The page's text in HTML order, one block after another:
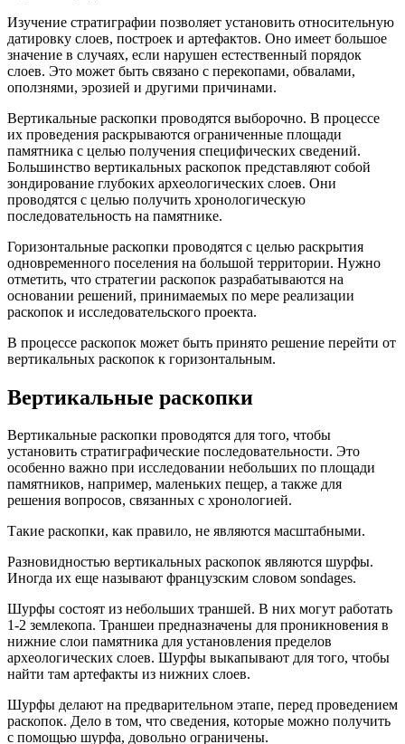
Изучение стратиграфии позволяет установить относительную
датировку слоев, построек и артефактов. Оно имеет большое
значение в случаях, если нарушен естественный порядок
слоев. Это может быть связано с перекопами, обвалами,
оползнями, эрозией и другими причинами.
Вертикальные раскопки проводятся выборочно. В процессе
их проведения раскрываются ограниченные площади
памятника с целью получения специфических сведений.
Большинство вертикальных раскопок представляют собой
зондирование глубоких археологических слоев. Они
проводятся с целью получить хронологическую
последовательность на памятнике.
Горизонтальные раскопки проводятся с целью раскрытия
одновременного поселения на большой территории. Нужно
отметить, что стратегии раскопок разрабатываются на
основании решений, принимаемых по мере реализации
раскопок и исследовательского проекта.
В процессе раскопок может быть принято решение перейти от
вертикальных раскопок к горизонтальным.
Вертикальные раскопки
Вертикальные раскопки проводятся для того, чтобы
установить стратиграфические последовательности. Это
особенно важно при исследовании небольших по площади
памятников, например, маленьких пещер, а также для
решения вопросов, связанных с хронологией.
Такие раскопки, как правило, не являются масштабными.
Разновидностью вертикальных раскопок являются шурфы.
Иногда их еще называют французским словом sondages.
Шурфы состоят из небольших траншей. В них могут работать
1-2 землекопа. Траншеи предназначены для проникновения в
нижние слои памятника для установления пределов
археологических слоев. Шурфы выкапывают для того, чтобы
найти там артефакты из нижних слоев.
Шурфы делают на предварительном этапе, перед проведением
раскопок. Дело в том, что сведения, которые можно получить
с помощью шурфа, довольно ограничены.